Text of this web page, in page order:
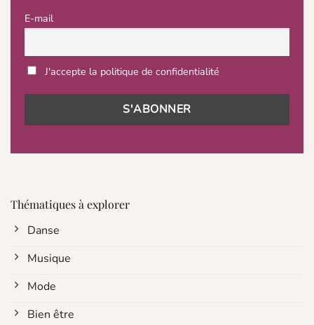
E-mail
J'accepte la politique de confidentialité
Thématiques à explorer
Danse
Musique
Mode
Bien être